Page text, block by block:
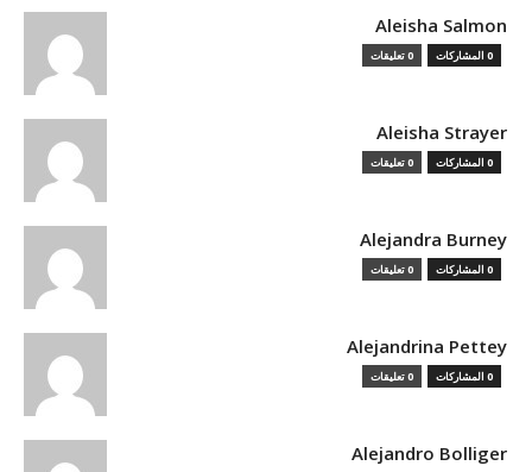
Aleisha Salmon
0 المشاركات 0 تعليقات
Aleisha Strayer
0 المشاركات 0 تعليقات
Alejandra Burney
0 المشاركات 0 تعليقات
Alejandrina Pettey
0 المشاركات 0 تعليقات
Alejandro Bolliger